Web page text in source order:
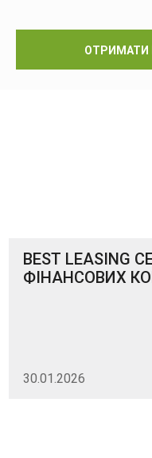
ОТРИМАТИ
BEST LEASING
ФІНАНСОВИХ
30.01.2026